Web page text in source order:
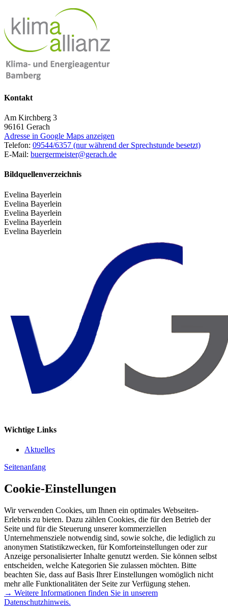
Kontakt
Am Kirchberg 3
96161 Gerach
Adresse in Google Maps anzeigen
Telefon: 09544/6357 (nur während der Sprechstunde besetzt)
E-Mail: buergermeister@gerach.de
Bildquellenverzeichnis
Evelina Bayerlein
Evelina Bayerlein
Evelina Bayerlein
Evelina Bayerlein
Evelina Bayerlein
Wichtige Links
Aktuelles
Seitenanfang
Cookie-Einstellungen
Wir verwenden Cookies, um Ihnen ein optimales Webseiten-
Erlebnis zu bieten. Dazu zählen Cookies, die für den Betrieb der
Seite und für die Steuerung unserer kommerziellen
Unternehmensziele notwendig sind, sowie solche, die lediglich zu
anonymen Statistikzwecken, für Komforteinstellungen oder zur
Anzeige personalisierter Inhalte genutzt werden. Sie können selbst
entscheiden, welche Kategorien Sie zulassen möchten. Bitte
beachten Sie, dass auf Basis Ihrer Einstellungen womöglich nicht
mehr alle Funktionalitäten der Seite zur Verfügung stehen.
→ Weitere Informationen finden Sie in unserem
Datenschutzhinweis.